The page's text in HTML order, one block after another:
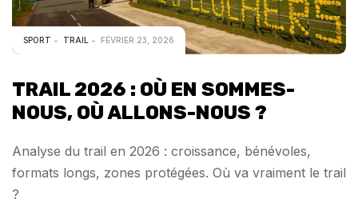
SPORT TRAIL FÉVRIER 23, 2026
TRAIL 2026 : OÙ EN SOMMES-
NOUS, OÙ ALLONS-NOUS ?
Analyse du trail en 2026 : croissance, bénévoles,
formats longs, zones protégées. Où va vraiment le trail
?